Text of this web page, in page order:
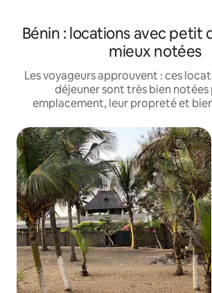
Bénin : locations avec petit
mieux notées
Les voyageurs approuvent : ces
déjeuner sont très bien notées
emplacement, leur propreté et